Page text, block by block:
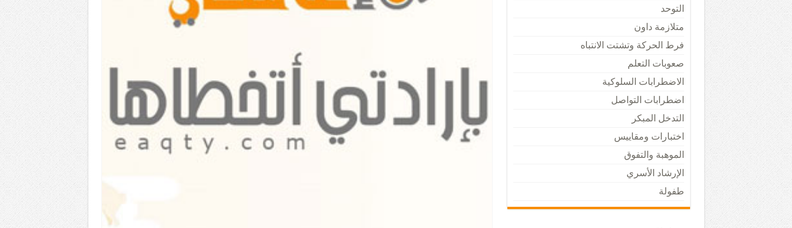
التوحد
متلازمة داون
فرط الحركة وتشتت الانتباه
صعوبات التعلم
الاضطرابات السلوكية
اضطرابات التواصل
التدخل المبكر
اختبارات ومقاييس
الموهبة والتفوق
الإرشاد الأسري
طفولة